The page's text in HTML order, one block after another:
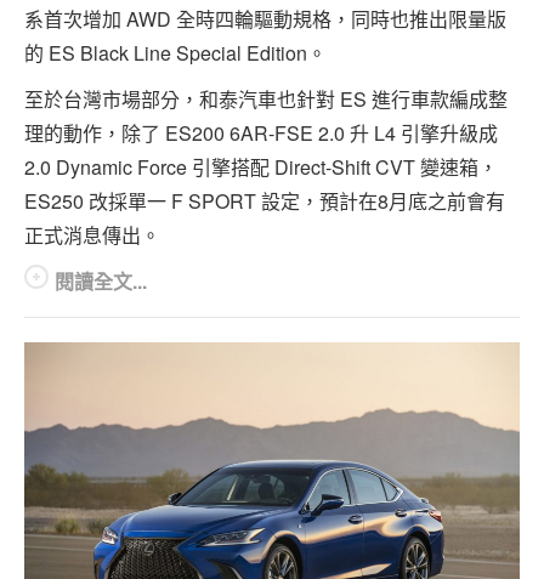
系首次增加 AWD 全時四輪驅動規格，同時也推出限量版
的 ES Black Line Special Edition。
至於台灣市場部分，和泰汽車也針對 ES 進行車款編成整
理的動作，除了 ES200 6AR-FSE 2.0 升 L4 引擎​升級成
2.0 Dynamic Force 引擎搭配 Direct-Shift CVT 變速箱，
ES250 改採單一 F SPORT 設定，預計在8月底之前會有
正式消息傳出。
閱讀全文...